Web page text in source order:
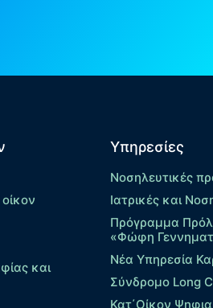
και
Υπηρεσίες
Νοσηλευτικές
Ιατρικές και
Πρόγραμμα
«Φώφη
Νέα Υπηρεσία
Σύνδρομο Long
Κατ΄Οίκον